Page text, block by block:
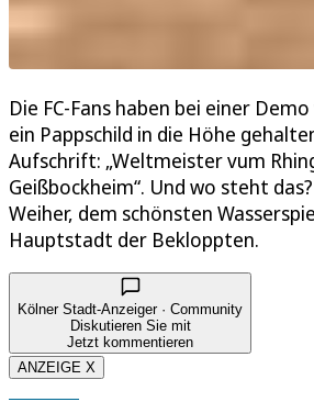
Die FC-Fans haben bei einer
ein Pappschild in die Höhe
Aufschrift: „Weltmeister vum
Geißbockheim“. Und wo steht
Weiher, dem schönsten
Hauptstadt der Bekloppten.
Kölner Stadt-Anzeiger · Community
Diskutieren Sie mit
Jetzt kommentieren
ANZEIGE X